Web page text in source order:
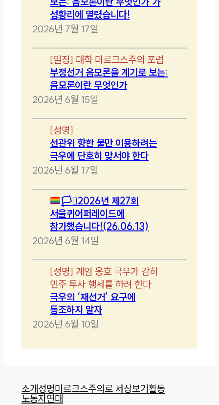
성황리에 열렸습니다!
2026년 7월 17일
[일정] 대학 마르크스주의 포럼
부정선거 음모론을 계기로 보는:
음모론이란 무엇인가
2026년 6월 15일
[성명]
선관위 향한 불만 이용하려는
극우에 단호히 맞서야 한다
2026년 6월 17일
🏳️‍⚧️2026년 제27회
서울퀴어퍼레이드에
참가했습니다!(26.06.13)
2026년 6월 14일
[성명] 계엄 옹호 극우가 감히
민주 투사 행세를 하려 한다
극우의 ‘재선거’ 요구에
동조하지 말자
2026년 6월 10일
소개성명마르크스주의로 세상보기활동
노동자연대